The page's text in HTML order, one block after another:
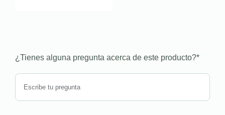
¿Tienes alguna pregunta acerca de este producto?*